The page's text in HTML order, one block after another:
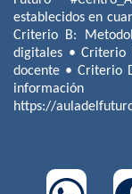
establecidos en
Criterio B:
digitales • Criterio
docente • Criterio
https://